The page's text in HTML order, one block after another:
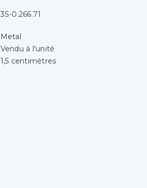
3S-0.266.71
Metal
Vendu à l'unité
1,5 centimètres